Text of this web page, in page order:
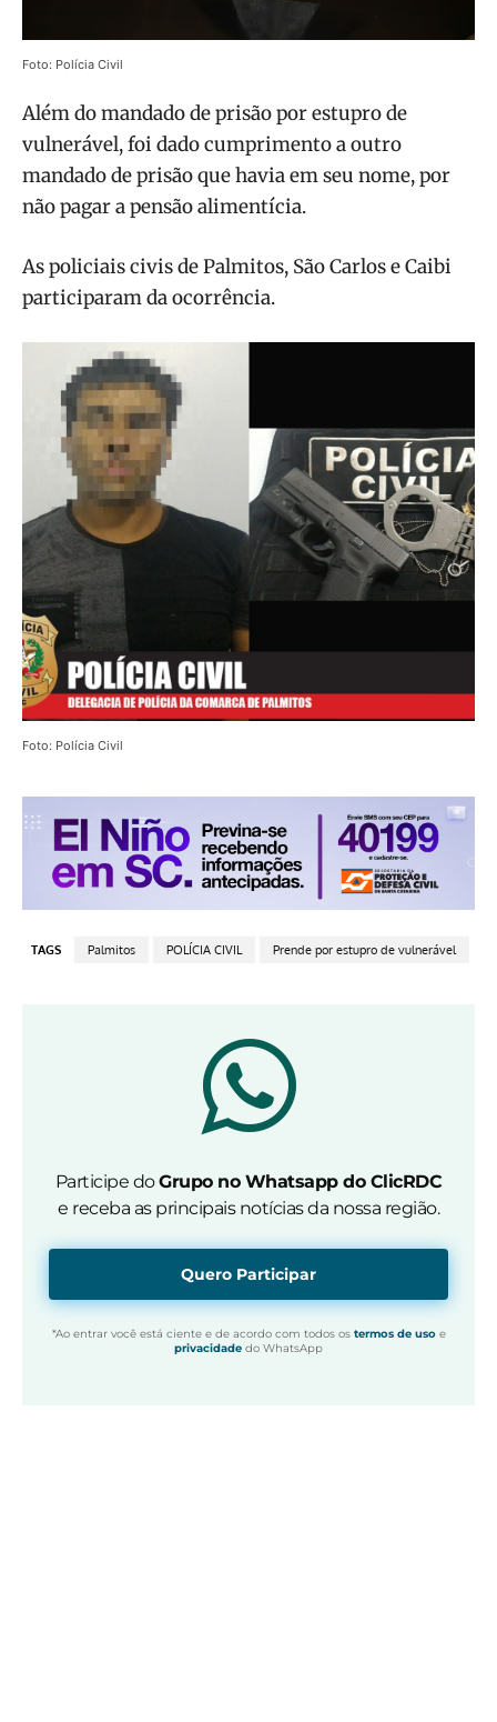
Foto: Polícia Civil
Além do mandado de prisão por estupro de
vulnerável, foi dado cumprimento a outro
mandado de prisão que havia em seu nome, por
não pagar a pensão alimentícia.
As policiais civis de Palmitos, São Carlos e Caibi
participaram da ocorrência.
Foto: Polícia Civil
TAGS Palmitos POLÍCIA CIVIL Prende por estupro de vulnerável
Participe doGrupo no Whatsapp do ClicRDC
e receba as principais notícias da nossa região.
Quero Participar
*Ao entrar você está ciente e de acordo com todos os termos de usoe
privacidade do WhatsApp